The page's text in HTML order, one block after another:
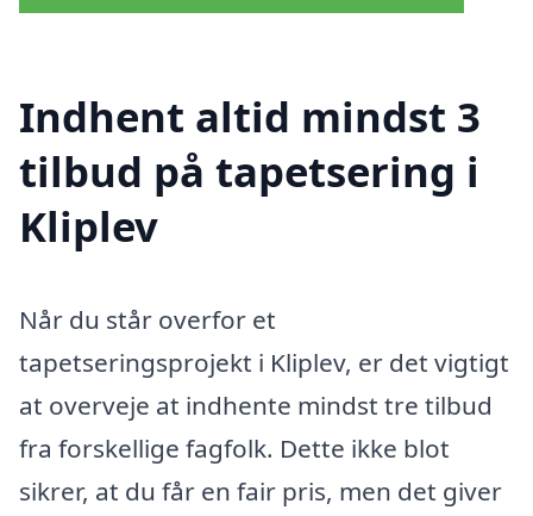
Indhent altid mindst 3
tilbud på tapetsering i
Kliplev
Når du står overfor et
tapetseringsprojekt i Kliplev, er det vigtigt
at overveje at indhente mindst tre tilbud
fra forskellige fagfolk. Dette ikke blot
sikrer, at du får en fair pris, men det giver